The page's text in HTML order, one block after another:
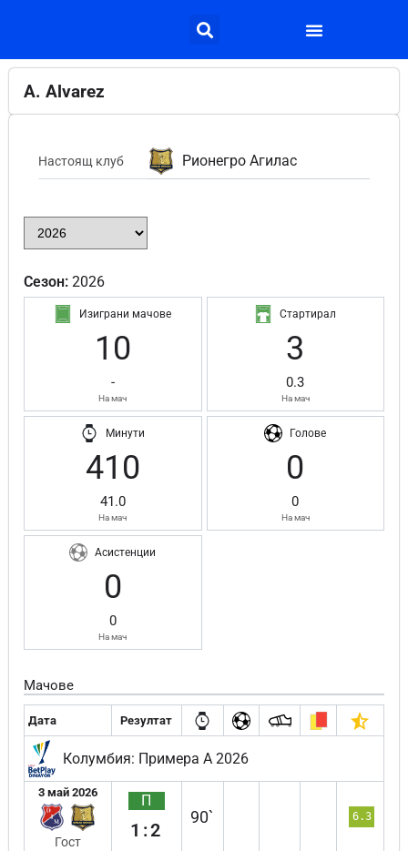
A. Alvarez
Настоящ клуб Рионегро Агилас
Сезон: 2026
Изиграни мачове
10
-
На мач
Стартирал
3
0.3
На мач
Минути
410
41.0
На мач
Голове
0
0
На мач
Асистенции
0
0
На мач
Мачове
Дата Резултат
Колумбия: Примера А 2026
3 май 2026
Гост
П
1:2
90` 6.3